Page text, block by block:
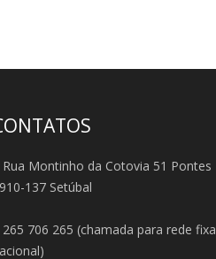
Rua Montinho da Cotovia 51 Pontes
137 Setúbal
265 706 265 (chamada para rede fixa